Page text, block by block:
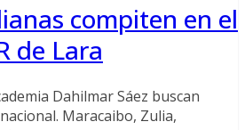
compiten en el
de Lara
Dahilmar Sáez buscan
Maracaibo, Zulia,